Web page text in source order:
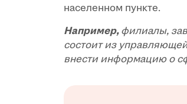
населенном пункте.
Например, филиалы,
состоит из
внести информацию о